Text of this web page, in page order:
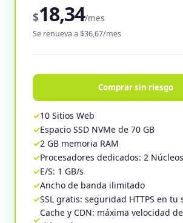
$18,34/mes
Se renueva a $36,67/mes
Comprar sin riesgo
10 Sitios Web
Espacio SSD NVMe de 70 GB
2 GB memoria RAM
Procesadores dedicados: 2
E/S: 1 GB/s
Ancho de banda ilimitado
SSL gratis: seguridad HTTPS en tu
Cache y CDN: máxima velocidad